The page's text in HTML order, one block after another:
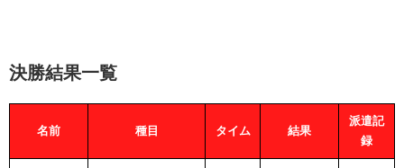
決勝結果一覧
名前 種目 タイム 結果
派遣記
録